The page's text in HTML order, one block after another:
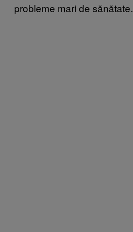
probleme mari de sănătate.